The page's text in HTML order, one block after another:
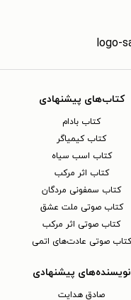
کتاب‌های پیشنهادی
کتاب بادام
کتاب کیمیاگر
کتاب اسب سیاه
کتاب اثر مرکب
کتاب سمفونی مردگان
کتاب صوتی ملت عشق
کتاب صوتی اثر مرکب
کتاب صوتی عادت‌های اتمی
نویسنده‌های پیشنهادی
صادق هدایت